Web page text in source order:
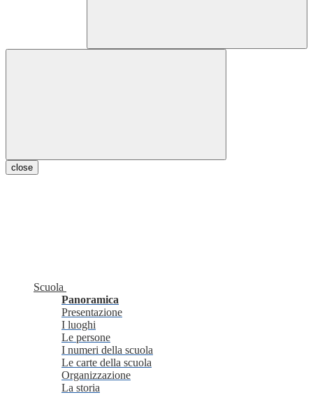
close
Scuola
Panoramica
Presentazione
I luoghi
Le persone
I numeri della scuola
Le carte della scuola
Organizzazione
La storia